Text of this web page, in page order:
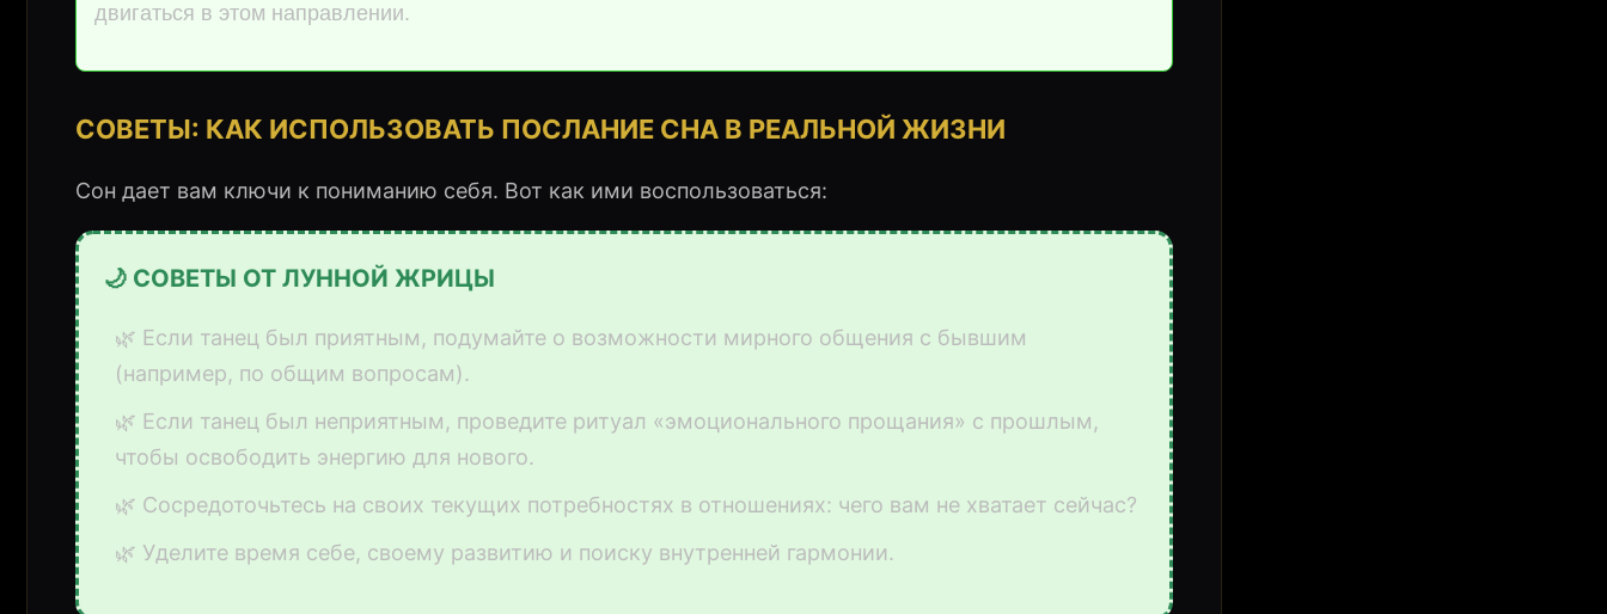
двигаться в этом направлении.
СОВЕТЫ: КАК ИСПОЛЬЗОВАТЬ ПОСЛАНИЕ СНА В РЕАЛЬНОЙ ЖИЗНИ
Сон дает вам ключи к пониманию себя. Вот как ими воспользоваться:
🌙 СОВЕТЫ ОТ ЛУННОЙ ЖРИЦЫ
🌿 Если танец был приятным, подумайте о возможности мирного общения с бывшим
(например, по общим вопросам).
🌿 Если танец был неприятным, проведите ритуал «эмоционального прощания» с прошлым,
чтобы освободить энергию для нового.
🌿 Сосредоточьтесь на своих текущих потребностях в отношениях: чего вам не хватает сейчас?
🌿 Уделите время себе, своему развитию и поиску внутренней гармонии.